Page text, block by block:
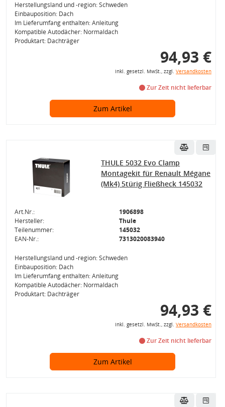
Herstellungsland und -region: Schweden
Einbauposition: Dach
Im Lieferumfang enthalten: Anleitung
Kompatible Autodächer: Normaldach
Produktart: Dachträger
94,93 €
inkl. gesetzl. MwSt., zzgl. Versandkosten
Zur Zeit nicht lieferbar
Zum Artikel
THULE 5032 Evo Clamp
Montagekit für Renault Mégane
(Mk4) 5türig Fließheck 145032
Art.Nr.:
1906898
Hersteller:
Thule
Teilenummer:
145032
EAN-Nr.:
7313020083940
Herstellungsland und -region: Schweden
Einbauposition: Dach
Im Lieferumfang enthalten: Anleitung
Kompatible Autodächer: Normaldach
Produktart: Dachträger
94,93 €
inkl. gesetzl. MwSt., zzgl. Versandkosten
Zur Zeit nicht lieferbar
Zum Artikel